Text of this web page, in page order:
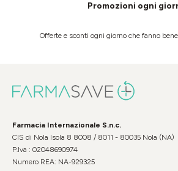
Promozioni ogni
Offerte e sconti ogni giorno che fanno
Farmacia Internazionale S.n.c.
CIS di Nola Isola 8 8008 / 8011 - 80035 Nola (NA)
P.Iva : 02048690974
Numero REA: NA-929325